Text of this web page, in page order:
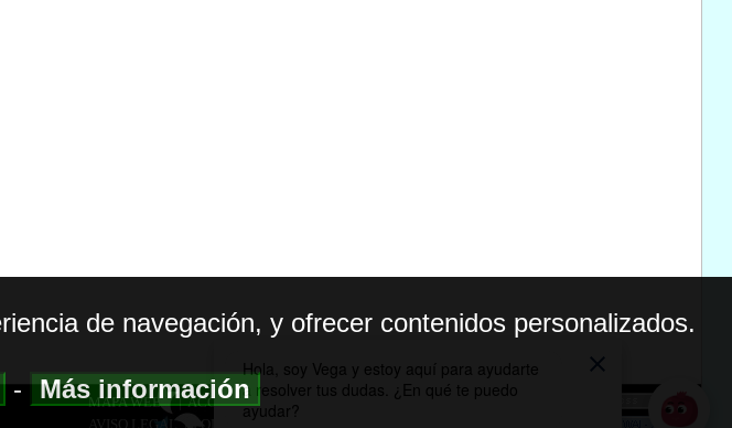
MAPA WEB|ACCESIBILIDAD
AVISO LEGAL| POLITICA DE PRIVACIDAD
de navegación, y ofrecer contenidos personalizados.
-Más información